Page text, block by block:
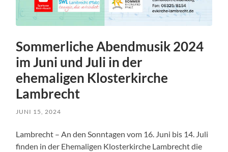
Sommerliche Abendmusik 2024
im Juni und Juli in der
ehemaligen Klosterkirche
Lambrecht
JUNI 15, 2024
Lambrecht – An den Sonntagen vom 16. Juni bis 14. Juli
finden in der Ehemaligen Klosterkirche Lambrecht die